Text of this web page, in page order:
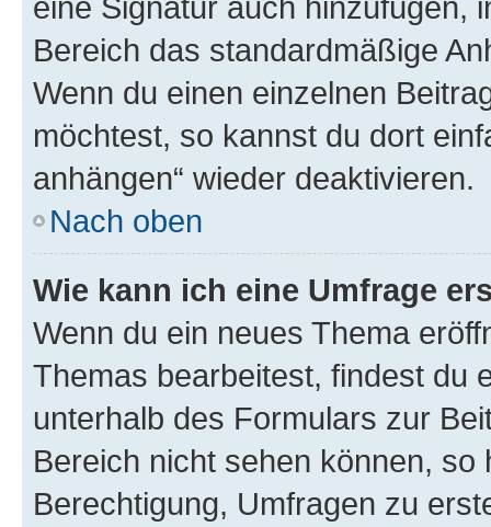
Bereich das standardmäßige
Wenn du einen einzelnen
möchtest, so kannst du dort
anhängen“ wieder deaktivieren.
Nach oben
Wie kann ich eine Umfrage
Wenn du ein neues Thema
Themas bearbeitest, findest du
unterhalb des Formulars zur
Bereich nicht sehen können,
Berechtigung, Umfragen zu